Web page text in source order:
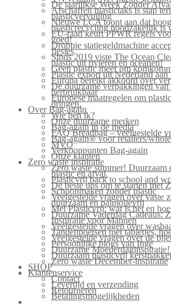
De jaarlijkse Week Zonder
Afschaffen plastictaks is stap
plasticvervuiling
Nieuwe LCA toont aan dat
plasticrecycling noodzakelijk is
EU-raad keurt PPWR regels
goed!
Droppie statiegeldmachine
flesjes
Sinds 2019 viste The Ocean
plastic uit rivieren en oceanen!
Geen plastic meer om
Plastic export uit Nederland aan
Europa bereikt akkoord over
De duurzame verpakkingen
herbruikbaar
Europese maatregelen om
dringen.
Over Bag-again
Wie ben ik?
Onze duurzame merken
Bag-again in de media
FAQ Breadbag – veelgestelde
Bag-again® voor retailers/
MVO
Verkooppunten Bag-again
Onze klanten
Zero waste inspiratie
Zero waste summer! Duurzaam
plastic en afval.
Plasticvrij back to school and
De beste tips om te starten met
Schoonmaken zonder plastic
Veelgestelde vragen over vaste
duurzaam en palmolievrij
Mei Plasticvrij: wat is het en
Duurzame Vaderdag Cadeaus:
Inspiratie voor Mannen
Veelgestelde vragen over
Tandenpoetsen met tabletjes,
Veelgestelde vragen over de
Persoonlijke blogs van Inge
Duurzame Moederdaginspiratie!
Duurzaam plasticvrij
Zero waste December-inspiratie
SHOP
Klantenservice
Contact
Levertijd en verzending
Retourneren
Betalingsmogelijkheden